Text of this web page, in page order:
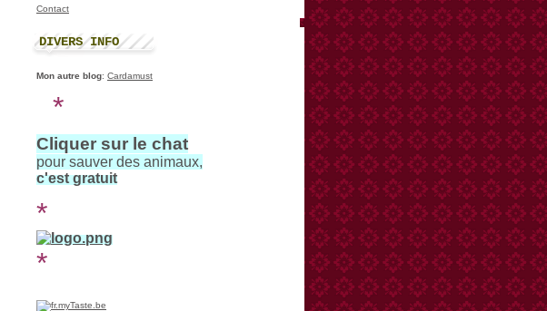
Contact
DIVERS INFO
Mon autre blog: Cardamust
*
Cliquer sur le chat
pour sauver des animaux,
c'est gratuit
*
*